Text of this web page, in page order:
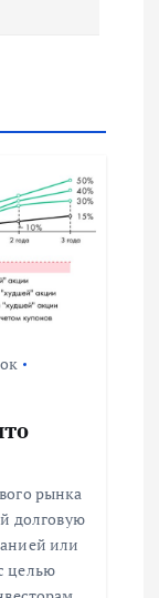
рынка
долговую
или
целью